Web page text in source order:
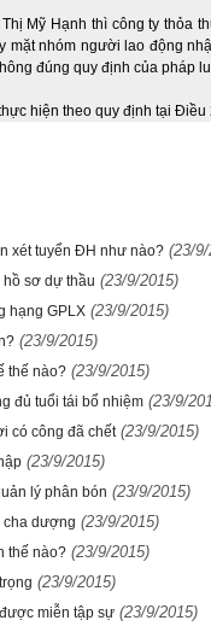
Mỹ Hạnh thì công ty thỏa
mặt nhóm người lao động
đúng quy định của pháp
hiện theo quy định tại Điều
xét tuyển ĐH như nào? (23/
hồ sơ dự thầu (23/9/2015)
hạng GPLX (23/9/2015)
(23/9/2015)
thế nào? (23/9/2015)
đủ tuổi tái bổ nhiệm (23/9/
có công đã chết (23/9/2015)
(23/9/2015)
lý phân bón (23/9/2015)
cha dượng (23/9/2015)
thế nào? (23/9/2015)
(23/9/2015)
miễn tập sự (23/9/2015)